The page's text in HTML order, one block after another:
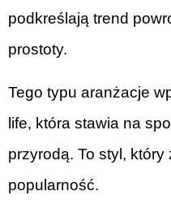
podkreślają trend
prostoty.
Tego typu aranżacje
life, która stawia na
przyrodą. To styl,
popularność.